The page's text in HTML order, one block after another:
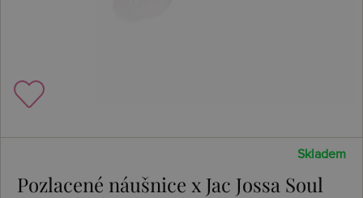
Skladem
Pozlacené náušnice x Jac Jossa Soul